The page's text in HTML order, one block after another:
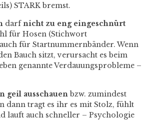
STARK bremst.
darfnicht zu eng eingeschnürt
für Hosen (Stichwort
für Startnummernbänder. Wenn
Bauch sitzt, verursacht es beim
genannte Verdauungsprobleme –
geil ausschauenbzw. zumindest
dann tragt es ihr es mit Stolz, fühlt
lauft auch schneller – Psychologie